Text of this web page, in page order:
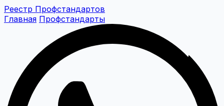
Реестр Профстандартов
Главная Профстандарты